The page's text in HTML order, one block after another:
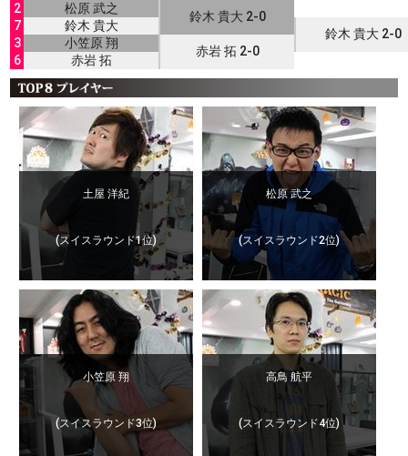
2
松原 武之
鈴木 貴大 2-0
7 鈴木 貴大
鈴木 貴大 2-0
3 小笠原 翔
赤岩 拓 2-0
6 赤岩 拓
土屋 洋紀
(スイスラウンド1位)
松原 武之
(スイスラウンド2位)
小笠原 翔
(スイスラウンド3位)
高鳥 航平
(スイスラウンド4位)